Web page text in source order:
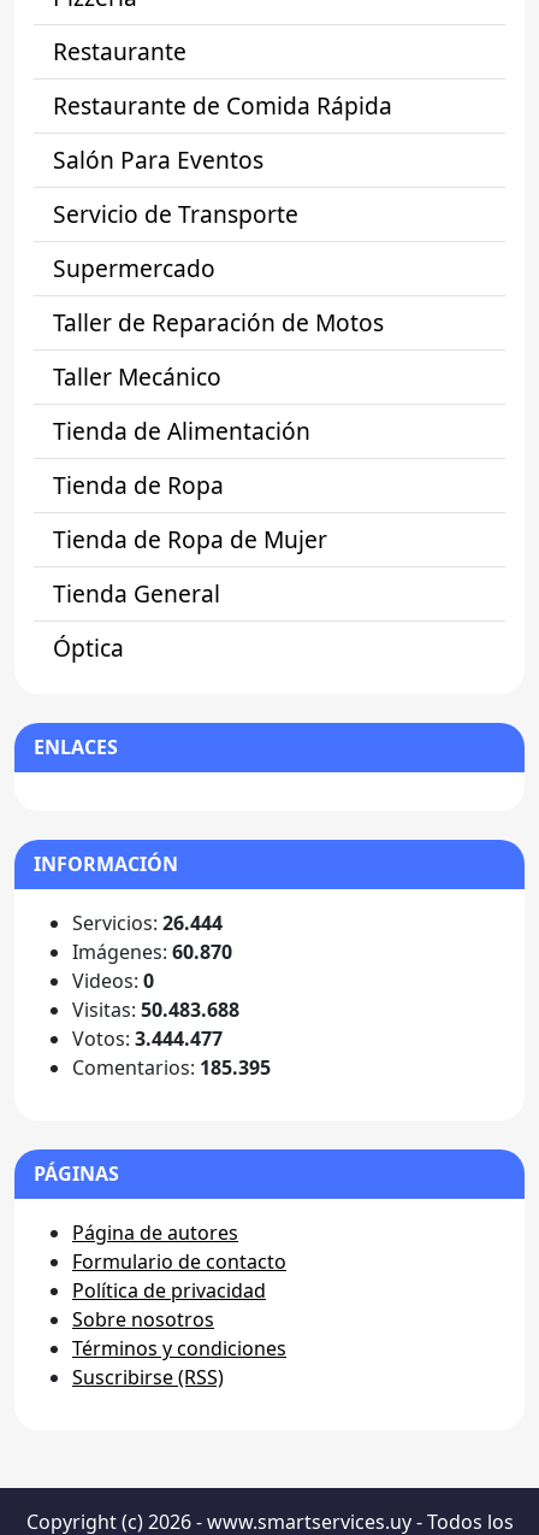
Restaurante
Restaurante de Comida Rápida
Salón Para Eventos
Servicio de Transporte
Supermercado
Taller de Reparación de Motos
Taller Mecánico
Tienda de Alimentación
Tienda de Ropa
Tienda de Ropa de Mujer
Tienda General
Óptica
ENLACES
INFORMACIÓN
Servicios: 26.444
Imágenes: 60.870
Videos: 0
Visitas: 50.483.688
Votos: 3.444.477
Comentarios: 185.395
PÁGINAS
Página de autores
Formulario de contacto
Política de privacidad
Sobre nosotros
Términos y condiciones
Suscribirse (RSS)
Copyright (c) 2026 - www.smartservices.uy - Todos los